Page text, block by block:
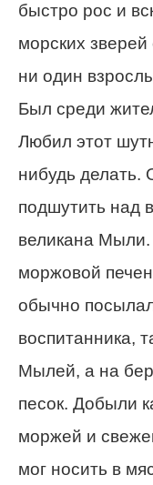
быстро рос и
морских зверей
ни один
Был среди
Любил этот
нибудь
подшутить над
великана
моржовой
обычно
воспитанника,
Мылей, а на
песок. Добыли
моржей и
мог носить в